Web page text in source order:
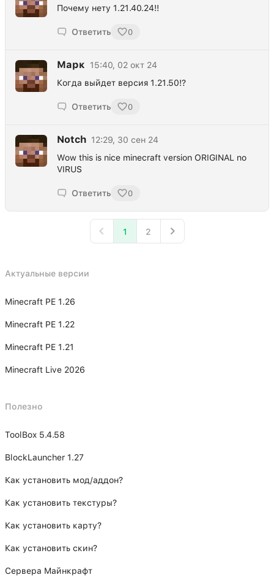
Почему нету 1.21.40.24!!
Ответить 0
Марк
15:40, 02 окт 24
Когда выйдет версия 1.21.50!?
Ответить 0
Notch 12:29, 30 сен 24
Wow this is nice minecraft version ORIGINAL no
VIRUS
Ответить 0
1 2
Актуальные версии
Minecraft PE 1.26
Minecraft PE 1.22
Minecraft PE 1.21
Minecraft Live 2026
Полезно
ToolBox 5.4.58
BlockLauncher 1.27
Как установить мод/аддон?
Как установить текстуры?
Как установить карту?
Как установить скин?
Сервера Майнкрафт